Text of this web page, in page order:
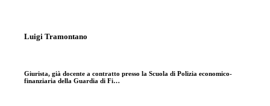
Luigi Tramontano
Giurista, già docente a contratto presso la Scuola di Polizia economico-
finanziaria della Guardia di Fi…